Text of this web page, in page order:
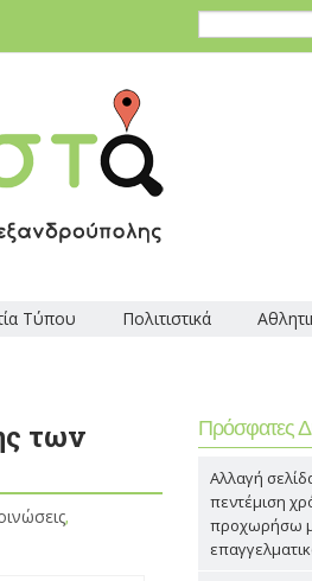
Τύπου Πολιτιστικά
των
,
Πρόσφατες
Αλλαγή
πεντέμιση
προχωρήσω